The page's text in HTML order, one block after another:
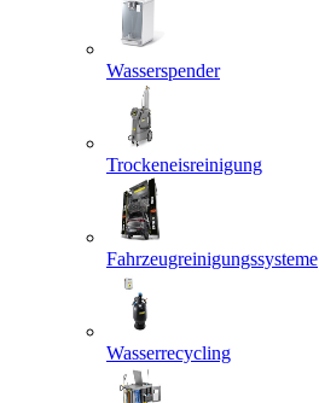
Wasserspender
Trockeneisreinigung
Fahrzeugreinigungssysteme
Wasserrecycling